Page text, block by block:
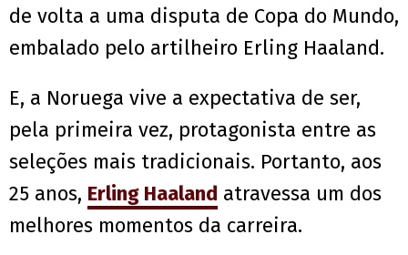
de volta a uma disputa de Copa do Mundo,
embalado pelo artilheiro Erling Haaland.
E, a Noruega vive a expectativa de ser,
pela primeira vez, protagonista entre as
seleções mais tradicionais. Portanto, aos
25 anos, Erling Haaland atravessa um dos
melhores momentos da carreira.